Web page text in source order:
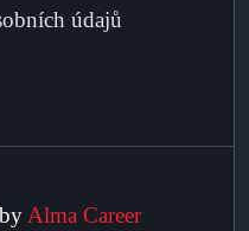
údajů
Alma Career